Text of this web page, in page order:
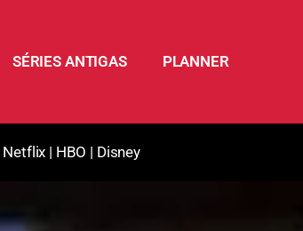
SÉRIES ANTIGAS PLANNER
Netflix | HBO | Disney